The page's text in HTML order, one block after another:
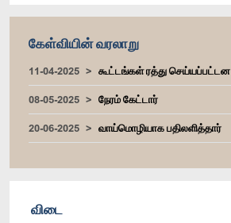
கேள்வியின் வரலாறு
11-04-2025
கூட்டங்கள் ரத்து செய்யப்பட்டன
08-05-2025
நேரம் கேட்டார்
20-06-2025
வாய்மொழியாக பதிலளித்தார்
விடை